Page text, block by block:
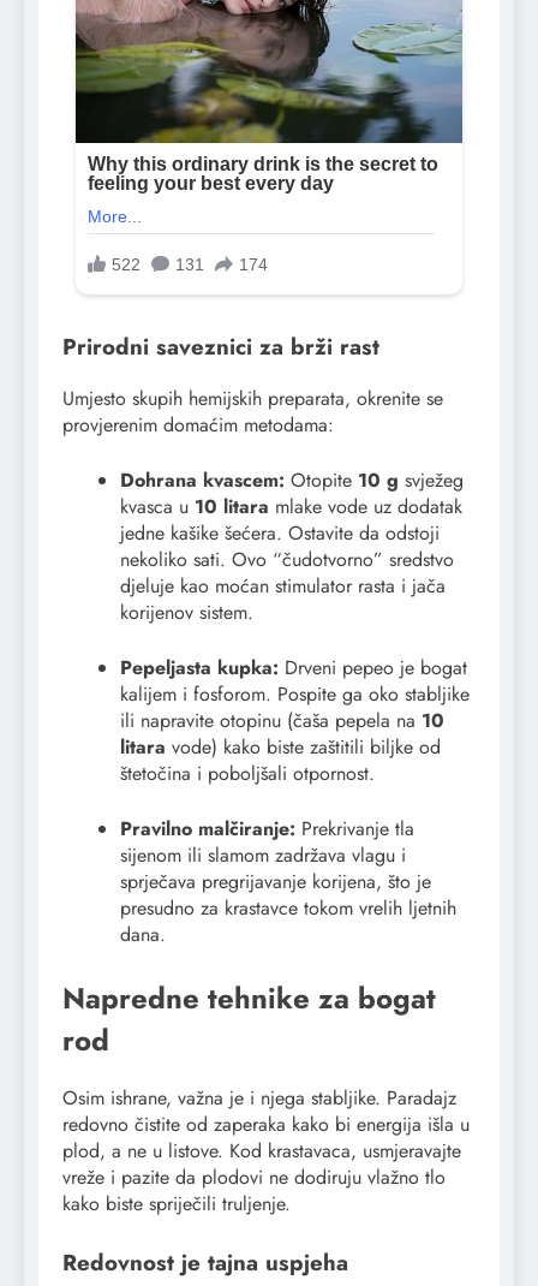
Prirodni saveznici za brži rast
Umjesto skupih hemijskih preparata, okrenite se
provjerenim domaćim metodama:
Dohrana kvascem: Otopite 10 g svježeg
kvasca u 10 litara mlake vode uz dodatak
jedne kašike šećera. Ostavite da odstoji
nekoliko sati. Ovo “čudotvorno” sredstvo
djeluje kao moćan stimulator rasta i jača
korijenov sistem.
Pepeljasta kupka: Drveni pepeo je bogat
kalijem i fosforom. Pospite ga oko stabljike
ili napravite otopinu (čaša pepela na 10
litara vode) kako biste zaštitili biljke od
štetočina i poboljšali otpornost.
Pravilno malčiranje: Prekrivanje tla
sijenom ili slamom zadržava vlagu i
sprječava pregrijavanje korijena, što je
presudno za krastavce tokom vrelih ljetnih
dana.
Napredne tehnike za bogat
rod
Osim ishrane, važna je i njega stabljike. Paradajz
redovno čistite od zaperaka kako bi energija išla u
plod, a ne u listove. Kod krastavaca, usmjeravajte
vreže i pazite da plodovi ne dodiruju vlažno tlo
kako biste spriječili truljenje.
Redovnost je tajna uspjeha